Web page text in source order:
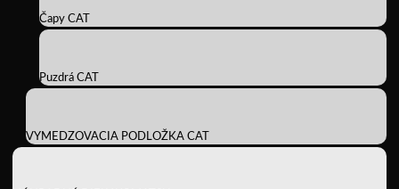
Čapy CAT
Puzdrá CAT
VYMEDZOVACIA PODLOŽKA CAT